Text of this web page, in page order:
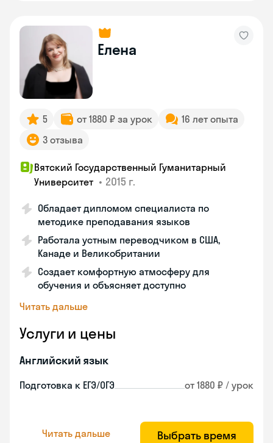
Елена
5 от 1880 ₽ за урок
16 лет опыта
3 отзыва
Вятский Государственный Гуманитарный
Университет • 2015 г.
Обладает дипломом специалиста по
методике преподавания языков
Работала устным переводчиком в США,
Канаде и Великобритании
Создает комфортную атмосферу для
обучения и объясняет доступно
Читать дальше
Услуги и цены
Английский язык
Подготовка к ЕГЭ/ОГЭ от 1880 ₽ / урок
Читать дальше Выбрать время